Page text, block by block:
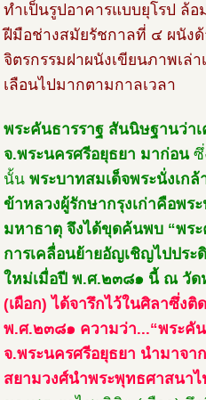
ทำเป็นรูปอาคารแบบยุโรป ล้
ฝีมือช่างสมัยรัชกาลที่ ๔ ผนัง
จิตรกรรมฝาผนังเขียนภาพเล่
เลือนไปมากตามกาลเวลา
พระคันธารราฐ สันนิษฐานว่า
จ.พระนครศรีอยุธยา มาก่อนซึ่
นั้น พระบาทสมเด็จพระนั่งเก
ข้าหลวงผู้รักษากรุงเก่าคือพ
มหาธาตุ จึงได้ขุดค้นพบ “พร
การเคลื่อนย้ายอัญเชิญไปประ
ใหม่เมื่อปี พ.ศ.๒๓๘๑ นี้ ณ วัด
(เผือก) ได้จารึกไว้ในศิลาซึ่ง
พ.ศ.๒๓๘๑ ความว่า...“พระคัน
จ.พระนครศรีอยุธยา นำมาจ
สยามวงศ์นำพระพุทธศาสนาไ